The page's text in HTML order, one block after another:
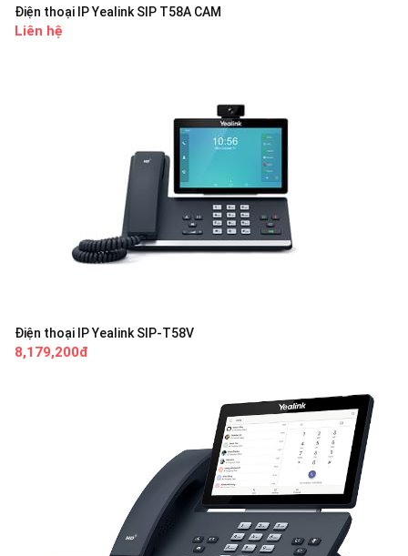
Điện thoại IP Yealink SIP T58A CAM
Liên hệ
Điện thoại IP Yealink SIP-T58V
8,179,200đ